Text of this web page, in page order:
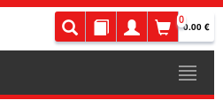
0
0.00 €